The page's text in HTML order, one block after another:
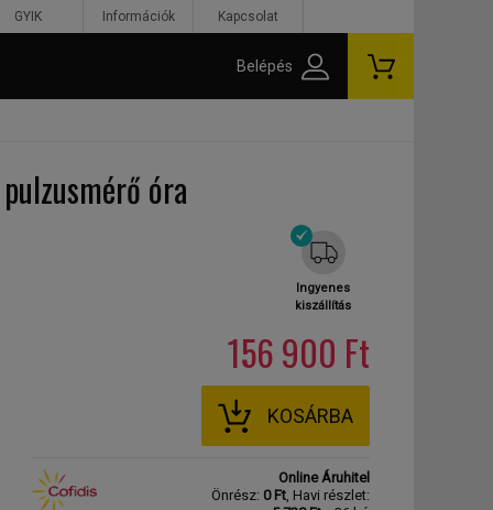
óra
Ingyenes
kiszállítás
156 900 Ft
KOSÁRBA
Online Áruhitel
Önrész: 0 Ft, Havi részlet:
GYIK Információk Kapcsolat
Belépés